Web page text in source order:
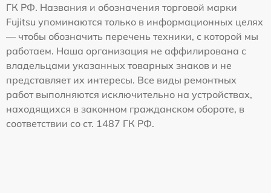
ГК РФ. Названия и обозначения торговой марки
Fujitsu упоминаются только в информационных целях
— чтобы обозначить перечень техники, с которой мы
работаем. Наша организация не аффилирована с
владельцами указанных товарных знаков и не
представляет их интересы. Все виды ремонтных
работ выполняются исключительно на устройствах,
находящихся в законном гражданском обороте, в
соответствии со ст. 1487 ГК РФ.